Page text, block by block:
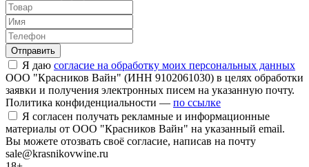
Отправить
Я даю согласие на обработку моих персональных данных
ООО "Красников Вайн" (ИНН 9102061030) в целях обработки
заявки и получения электронных писем на указанную почту.
Политика конфиденциальности — по ссылке
Я согласен получать рекламные и информационные
материалы от ООО "Красников Вайн" на указанный email.
Вы можете отозвать своё согласие, написав на почту
sale@krasnikovwine.ru